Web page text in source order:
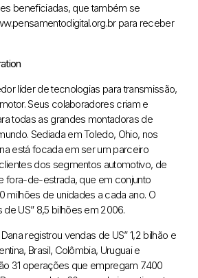
beneficiadas, que também se
para receber
líder de tecnologias para transmissão,
Seus colaboradores criam e
todas as grandes montadoras de
Sediada em Toledo, Ohio, nos
está focada em ser um parceiro
dos segmentos automotivo, de
fora-de-estrada, que em conjunto
milhões de unidades a cada ano. O
US” 8,5 bilhões em 2006.
registrou vendas de US” 1,2 bilhão e
Brasil, Colômbia, Uruguai e
31 operações que empregam 7.400